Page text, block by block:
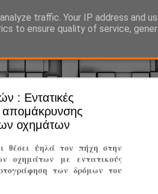
: Εντατικές
απομάκρυνσης
οχημάτων
θέσει ψηλά τον πήχη στην
οχημάτων με εντατικούς
των δρόμων του
traffic. Your IP address and
to ensure quality of service,
Δημοτική Αστυνομία, την τοπική
JUL
29
Ξεκινά επίσημα η